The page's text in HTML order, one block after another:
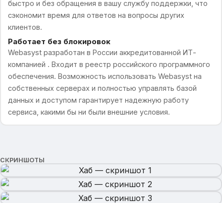
быстро и без обращения в вашу службу поддержки, что
сэкономит время для ответов на вопросы других
клиентов.
Работает без блокировок
Webasyst разработан в России аккредитованной ИТ-
компанией . Входит в реестр российского программного
обеспечения. Возможность использовать Webasyst на
собственных серверах и полностью управлять базой
данных и доступом гарантирует надежную работу
сервиса, какими бы ни были внешние условия.
СКРИНШОТЫ